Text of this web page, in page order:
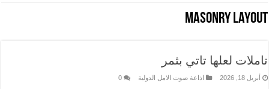
Masonry Layout
تاملات لعلها تاتي بثمر
أبريل 18, 2026 اذاعة صوت الامل الدولية 0